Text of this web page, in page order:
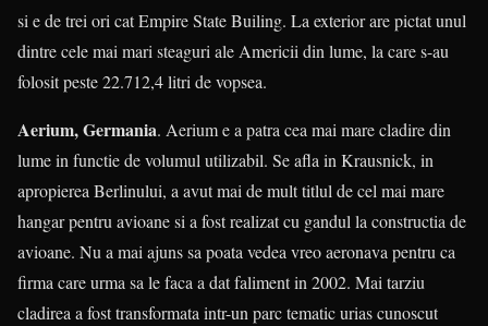
si e de trei ori cat Empire State Builing. La exterior are pictat unul
dintre cele mai mari steaguri ale Americii din lume, la care s-au
folosit peste 22.712,4 litri de vopsea.
Aerium, Germania. Aerium e a patra cea mai mare cladire din
lume in functie de volumul utilizabil. Se afla in Krausnick, in
apropierea Berlinului, a avut mai de mult titlul de cel mai mare
hangar pentru avioane si a fost realizat cu gandul la constructia de
avioane. Nu a mai ajuns sa poata vedea vreo aeronava pentru ca
firma care urma sa le faca a dat faliment in 2002. Mai tarziu
cladirea a fost transformata intr-un parc tematic urias cunoscut